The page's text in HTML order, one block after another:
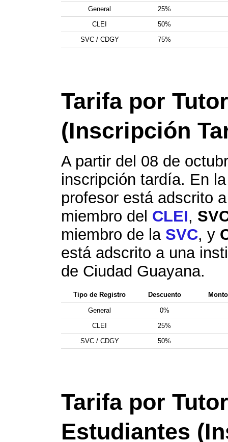
General
25%
CLEI
50%
SVC / CDGY
75%
Tarifa por
(Inscripción
A partir del 08 de
inscripción tardía. En
profesor está adscrito
miembro del CLEI,
miembro de la SVC, y
está adscrito a una
de Ciudad Guayana.
Tipo de Registro Descuento
General
0%
CLEI
25%
SVC / CDGY
50%
Tarifa por
Estudiantes